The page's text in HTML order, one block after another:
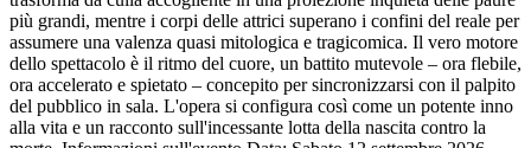
più grandi, mentre i corpi delle attrici superano i confini del reale per
assumere una valenza quasi mitologica e tragicomica. Il vero motore
dello spettacolo è il ritmo del cuore, un battito mutevole – ora flebile,
ora accelerato e spietato – concepito per sincronizzarsi con il palpito
del pubblico in sala. L'opera si configura così come un potente inno
alla vita e un racconto sull'incessante lotta della nascita contro la